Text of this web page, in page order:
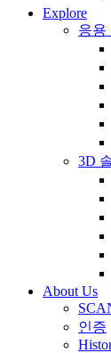
Explore
응용
3D
About Us
인증